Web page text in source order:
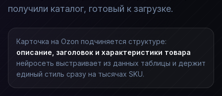
получили каталог, готовый к загрузке.
Карточка на Ozon подчиняется структуре:
описание, заголовок и характеристики товара
нейросеть выстраивает из данных таблицы и держит
единый стиль сразу на тысячах SKU.